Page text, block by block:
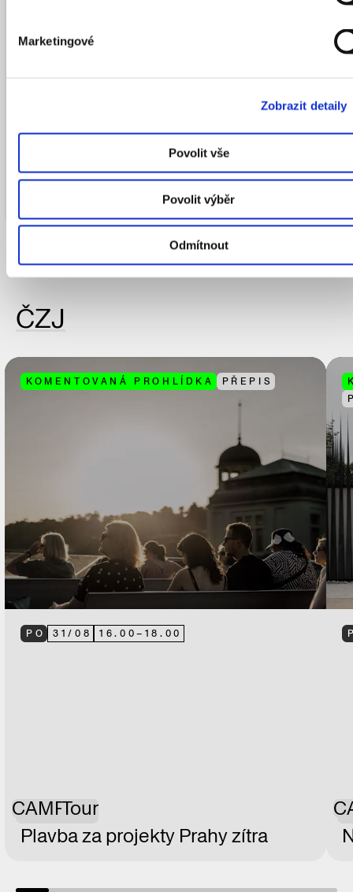
Marketingové
Zobrazit detaily
Povolit vše
Povolit výběr
Odmítnout
CAMPTour
Plavba za projekty Prahy zítra
ČZJ
KOMENTOVANÁ PROHLÍDKA PŘEPIS
PO 31/08 16.00– 18.00
CAMPTour
Plavba za projekty Prahy zítra